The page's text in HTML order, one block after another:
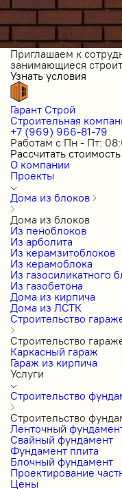
Приглашаем к
занимающиеся
Узнать условия
Гарант Строй
Строительная
+7 (969) 966-81-79
Работам с Пн - Пт:
Рассчитать стоимость
О компании
Проекты
Дома из блоков
Дома из блоков
Из пеноблоков
Из арболита
Из керамзитоблоков
Из керамоблока
Из газосиликатного
Из газобетона
Дома из кирпича
Дома из ЛСТК
Строительство
Строительство
Каркасный гараж
Гараж из кирпича
Услуги
Строительство
Строительство
Ленточный
Свайный фундамент
Фундамент плита
Блочный фундамент
Проектирование
Цены